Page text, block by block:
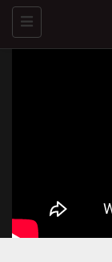
Toggle
navigation